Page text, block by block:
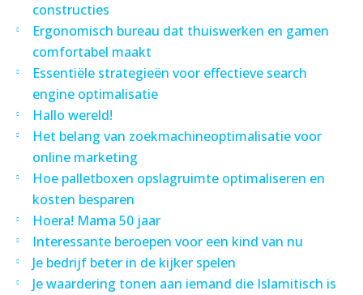
constructies
Ergonomisch bureau dat thuiswerken en gamen
comfortabel maakt
Essentiële strategieën voor effectieve search
engine optimalisatie
Hallo wereld!
Het belang van zoekmachineoptimalisatie voor
online marketing
Hoe palletboxen opslagruimte optimaliseren en
kosten besparen
Hoera! Mama 50 jaar
Interessante beroepen voor een kind van nu
Je bedrijf beter in de kijker spelen
Je waardering tonen aan iemand die Islamitisch is